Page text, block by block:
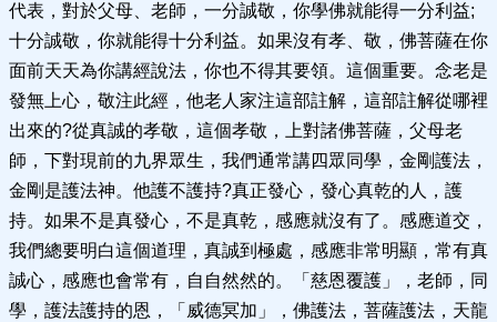
代表，對於父母、老師，一分誠敬，你學佛就能得一分利益;
十分誠敬，你就能得十分利益。如果沒有孝、敬，佛菩薩在你
面前天天為你講經說法，你也不得其要領。這個重要。念老是
發無上心，敬注此經，他老人家注這部註解，這部註解從哪裡
出來的?從真誠的孝敬，這個孝敬，上對諸佛菩薩，父母老
師，下對現前的九界眾生，我們通常講四眾同學，金剛護法，
金剛是護法神。他護不護持?真正發心，發心真乾的人，護
持。如果不是真發心，不是真乾，感應就沒有了。感應道交，
我們總要明白這個道理，真誠到極處，感應非常明顯，常有真
誠心，感應也會常有，自自然然的。「慈恩覆護」，老師，同
學，護法護持的恩，「威德冥加」，佛護法，菩薩護法，天龍